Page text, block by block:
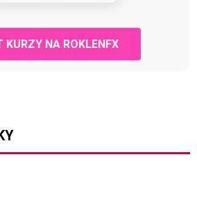
KURZY NA ROKLENFX